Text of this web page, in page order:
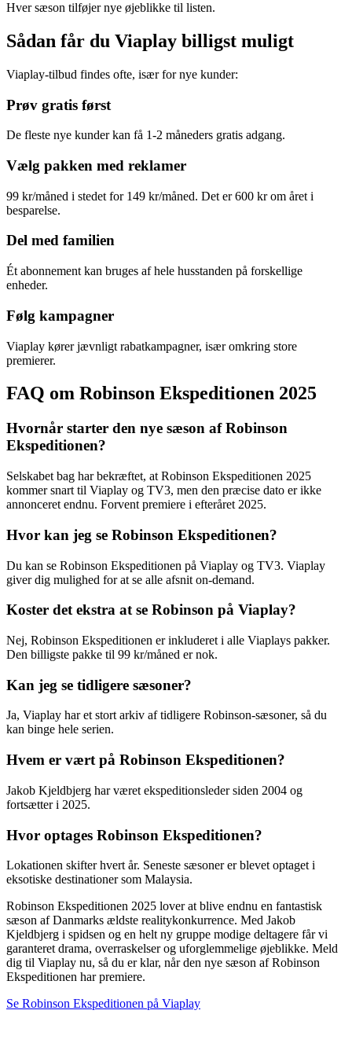
Hver sæson tilføjer nye øjeblikke til listen.
Sådan får du Viaplay billigst muligt
Viaplay-tilbud findes ofte, især for nye kunder:
Prøv gratis først
De fleste nye kunder kan få 1-2 måneders gratis adgang.
Vælg pakken med reklamer
99 kr/måned i stedet for 149 kr/måned. Det er 600 kr om året i
besparelse.
Del med familien
Ét abonnement kan bruges af hele husstanden på forskellige
enheder.
Følg kampagner
Viaplay kører jævnligt rabatkampagner, især omkring store
premierer.
FAQ om Robinson Ekspeditionen 2025
Hvornår starter den nye sæson af Robinson
Ekspeditionen?
Selskabet bag har bekræftet, at Robinson Ekspeditionen 2025
kommer snart til Viaplay og TV3, men den præcise dato er ikke
annonceret endnu. Forvent premiere i efteråret 2025.
Hvor kan jeg se Robinson Ekspeditionen?
Du kan se Robinson Ekspeditionen på Viaplay og TV3. Viaplay
giver dig mulighed for at se alle afsnit on-demand.
Koster det ekstra at se Robinson på Viaplay?
Nej, Robinson Ekspeditionen er inkluderet i alle Viaplays pakker.
Den billigste pakke til 99 kr/måned er nok.
Kan jeg se tidligere sæsoner?
Ja, Viaplay har et stort arkiv af tidligere Robinson-sæsoner, så du
kan binge hele serien.
Hvem er vært på Robinson Ekspeditionen?
Jakob Kjeldbjerg har været ekspeditionsleder siden 2004 og
fortsætter i 2025.
Hvor optages Robinson Ekspeditionen?
Lokationen skifter hvert år. Seneste sæsoner er blevet optaget i
eksotiske destinationer som Malaysia.
Robinson Ekspeditionen 2025 lover at blive endnu en fantastisk
sæson af Danmarks ældste realitykonkurrence. Med Jakob
Kjeldbjerg i spidsen og en helt ny gruppe modige deltagere får vi
garanteret drama, overraskelser og uforglemmelige øjeblikke. Meld
dig til Viaplay nu, så du er klar, når den nye sæson af Robinson
Ekspeditionen har premiere.
Se Robinson Ekspeditionen på Viaplay